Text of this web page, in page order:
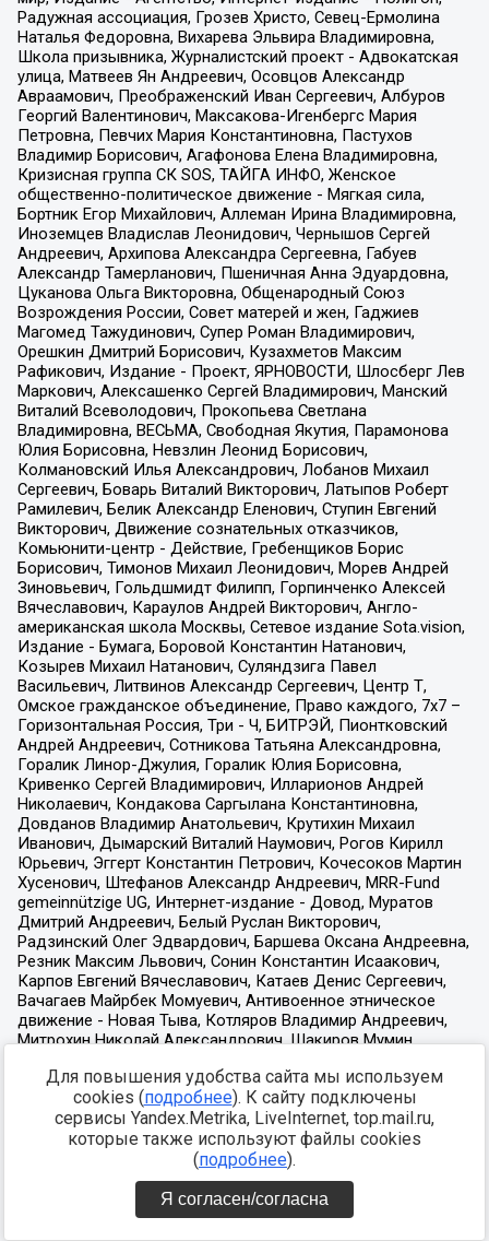
Для повышения удобства сайта мы используем
cookies (подробнее). К сайту подключены
сервисы Yandex.Metrika, LiveInternet, top.mail.ru,
которые также используют файлы cookies
(подробнее).
Я согласен/согласна